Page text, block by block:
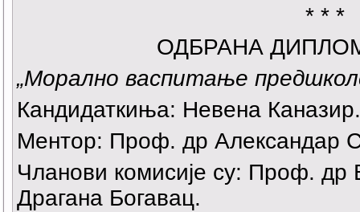
* * *
ОДБРАНА
„Морално васпитање
Кандидаткиња: Невена Каназир.
Ментор: Проф. др Александар
Чланови комисије су: Проф.
Драгана Богавац.